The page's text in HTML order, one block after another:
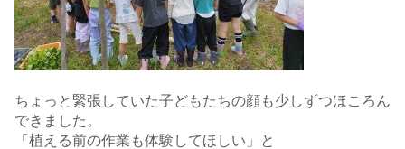
ちょっと緊張していた子どもたちの顔も少しずつほころん
できました。
「植える前の作業も体験してほしい」と